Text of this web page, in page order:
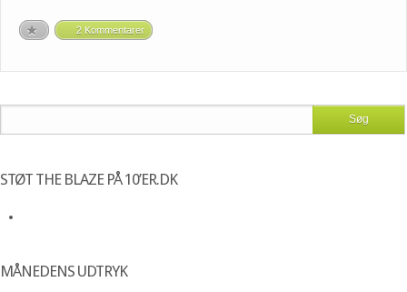
2 Kommentarer
STØT THE BLAZE PÅ 10’ER.DK
MÅNEDENS UDTRYK